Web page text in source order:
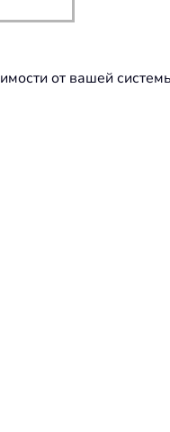
от вашей